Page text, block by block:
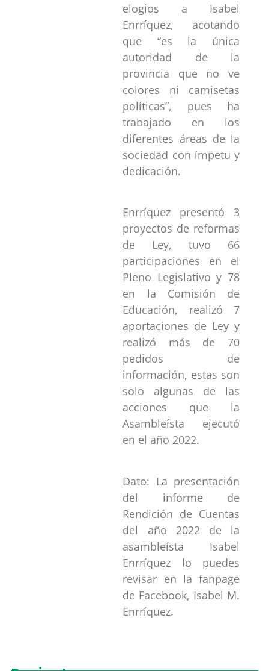
elogios a Isabel
Enrríquez, acotando
que “es la única
autoridad de la
provincia que no ve
colores ni camisetas
políticas”, pues ha
trabajado en los
diferentes áreas de la
sociedad con ímpetu y
dedicación.
Enrríquez presentó 3
proyectos de reformas
de Ley, tuvo 66
participaciones en el
Pleno Legislativo y 78
en la Comisión de
Educación, realizó 7
aportaciones de Ley y
realizó más de 70
pedidos de
información, estas son
solo algunas de las
acciones que la
Asambleísta ejecutó
en el año 2022.
Dato: La presentación
del informe de
Rendición de Cuentas
del año 2022 de la
asambleísta Isabel
Enrríquez lo puedes
revisar en la fanpage
de Facebook, Isabel M.
Enrríquez.